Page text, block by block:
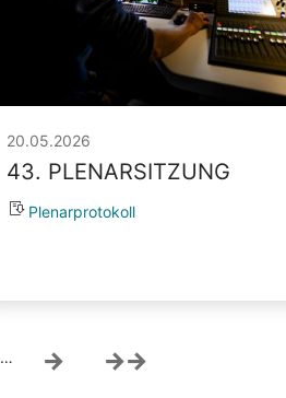
20.05.2026
43. PLENARSITZUNG
Plenarprotokoll
…